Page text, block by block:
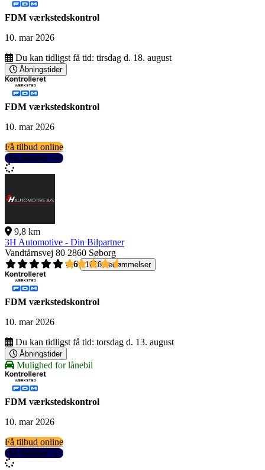
FDM værkstedskontrol
10. mar 2026
Du kan tidligst få tid: tirsdag d. 18. august
Åbningstider
FDM værkstedskontrol
10. mar 2026
Få tilbud online
Se detaljer
9,8 km
3H Automotive - Din Bilpartner
Vandtårnsvej 80 2860 Søborg
4,6
1618 bedømmelser
FDM værkstedskontrol
10. mar 2026
Du kan tidligst få tid: torsdag d. 13. august
Åbningstider
Mulighed for lånebil
FDM værkstedskontrol
10. mar 2026
Få tilbud online
Se detaljer